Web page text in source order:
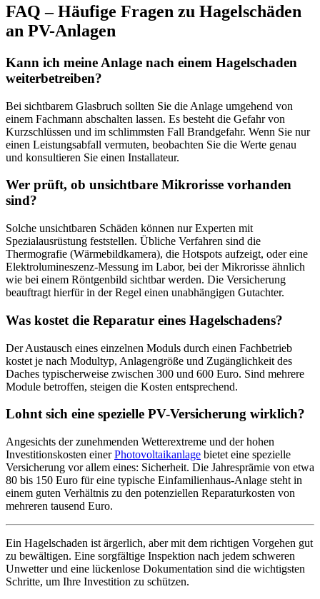
FAQ – Häufige Fragen zu Hagelschäden
an PV-Anlagen
Kann ich meine Anlage nach einem Hagelschaden
weiterbetreiben?
Bei sichtbarem Glasbruch sollten Sie die Anlage umgehend von
einem Fachmann abschalten lassen. Es besteht die Gefahr von
Kurzschlüssen und im schlimmsten Fall Brandgefahr. Wenn Sie nur
einen Leistungsabfall vermuten, beobachten Sie die Werte genau
und konsultieren Sie einen Installateur.
Wer prüft, ob unsichtbare Mikrorisse vorhanden
sind?
Solche unsichtbaren Schäden können nur Experten mit
Spezialausrüstung feststellen. Übliche Verfahren sind die
Thermografie (Wärmebildkamera), die Hotspots aufzeigt, oder eine
Elektrolumineszenz-Messung im Labor, bei der Mikrorisse ähnlich
wie bei einem Röntgenbild sichtbar werden. Die Versicherung
beauftragt hierfür in der Regel einen unabhängigen Gutachter.
Was kostet die Reparatur eines Hagelschadens?
Der Austausch eines einzelnen Moduls durch einen Fachbetrieb
kostet je nach Modultyp, Anlagengröße und Zugänglichkeit des
Daches typischerweise zwischen 300 und 600 Euro. Sind mehrere
Module betroffen, steigen die Kosten entsprechend.
Lohnt sich eine spezielle PV-Versicherung wirklich?
Angesichts der zunehmenden Wetterextreme und der hohen
Investitionskosten einerPhotovoltaikanlage bietet eine spezielle
Versicherung vor allem eines: Sicherheit. Die Jahresprämie von etwa
80 bis 150 Euro für eine typische Einfamilienhaus-Anlage steht in
einem guten Verhältnis zu den potenziellen Reparaturkosten von
mehreren tausend Euro.
Ein Hagelschaden ist ärgerlich, aber mit dem richtigen Vorgehen gut
zu bewältigen. Eine sorgfältige Inspektion nach jedem schweren
Unwetter und eine lückenlose Dokumentation sind die wichtigsten
Schritte, um Ihre Investition zu schützen.